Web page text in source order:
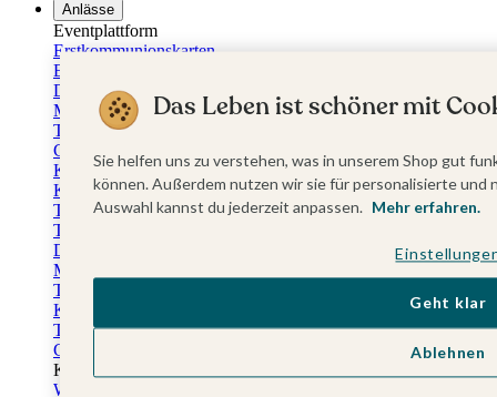
Anlässe
Eventplattform
Erstkommunionskarten
Einladungen Erstkommunion
Danksagung Erstkommunion
Menükarten Erstkommunion
Tischkarten Erstkommunion
Gästebuch Erstkommunion
Kerzen Erstkommunion
Kartenbox Erstkommunion
Taufkarten
Taufeinladungen
Dankeskarten Taufe
Menükarten Taufe
Tischkarten Taufe
Kirchenheft Taufe
Taufkerzen
Gästebuch Taufe
Kartenbox Taufe
Willkommensschilder Taufe
Das Leben ist schöner mit
Sie helfen uns zu verstehen, was in unserem Shop gut
können. Außerdem nutzen wir sie für personalisierte
Auswahl kannst du jederzeit anpassen. Mehr erfahren.
Ablehnen
Geht klar